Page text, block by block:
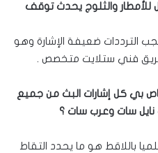
والثلوج يحدث توقف
الترددات ضعيفة الإشارة وهو
طريق فني ستلايت متخصص .
بي كل إشارات البث من جميع
نايل سات وعرب سات ؟
باللاقط هو ما يحدد التقاط